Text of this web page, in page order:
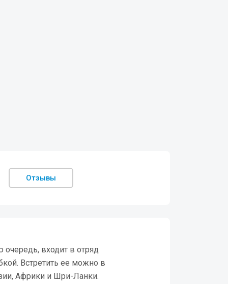
Отзывы
очередь, входит в отряд
Встретить ее можно в
Африки и Шри-Ланки.